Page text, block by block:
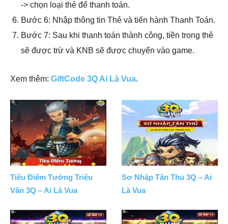
-> chọn loại thẻ để thanh toán.
Bước 6: Nhập thông tin Thẻ và tiến hành Thanh Toán.
Bước 7: Sau khi thanh toán thành công, tiền trong thẻ
sẽ được trừ và KNB sẽ được chuyển vào game.
Xem thêm: GiftCode 3Q Ai Là Vua.
Tiêu Điểm Tướng Triệu
Vân 3Q – Ai Là Vua
Sơ Nhập Tân Thủ 3Q – Ai
Là Vua